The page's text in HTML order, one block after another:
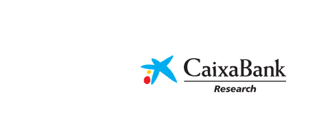
Economics & Markets